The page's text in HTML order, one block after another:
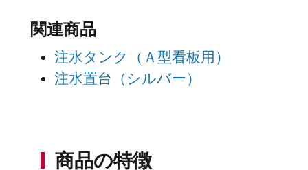
関連商品
注水タンク（Ａ型看板用）
注水置台（シルバー）
商品の特徴